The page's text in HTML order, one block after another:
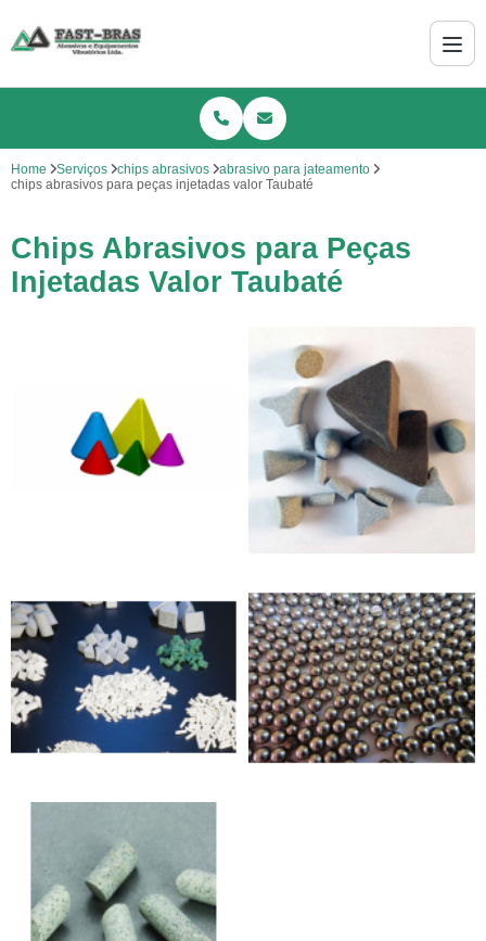
Home Serviços chips abrasivos
abrasivo para jateamento
chips abrasivos para peças injetadas valor Taubaté
Chips Abrasivos para Peças
Injetadas Valor Taubaté